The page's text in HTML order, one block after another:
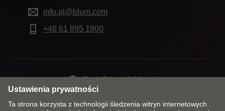
info.pl@blum.com
+48 61 895 1900
Zmień rynek i język
Kontakt Dane firmy